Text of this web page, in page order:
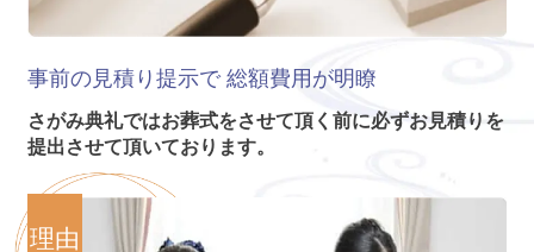
事前の見積り提示で 総額費用が明瞭
さがみ典礼ではお葬式をさせて頂く前に必ずお見積りを
提出させて頂いております。
理由